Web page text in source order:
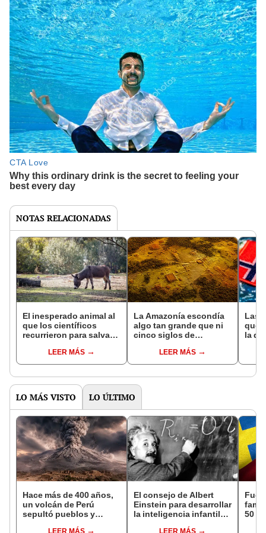
NOTAS RELACIONADAS
El inesperado animal al
que los científicos
recurrieron para salvar
reintroducción de un
asno salvaje está
en un paisaje con más
vida
LEER MÁS
La Amazonía escondía
algo tan grande que ni
cinco siglos de
encontrarlo: el hallazgo
podría cambiar todo lo
pasado
LEER MÁS
Las
que
la de
LO MÁS VISTO LO ÚLTIMO
Hace más de 400 años,
un volcán de Perú
sepultó pueblos y
El consejo de Albert
Einstein para desarrollar
la inteligencia infantil
Fue
50